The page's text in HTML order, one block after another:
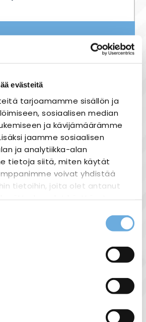
evästeitä
tarjoamamme sisällön ja
sosiaalisen median
ja kävijämäärämme
jaamme sosiaalisen
ja analytiikka-alan
tietoja siitä, miten käytät
voivat yhdistää
tietoihin, joita olet antanut
kun olet käyttänyt
varastosta
230mm / 390mm
sopiva varjostin
tai 390mm
tai harmaa
tuoteryhmästä